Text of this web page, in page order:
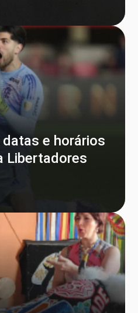
e horários
Libertadores